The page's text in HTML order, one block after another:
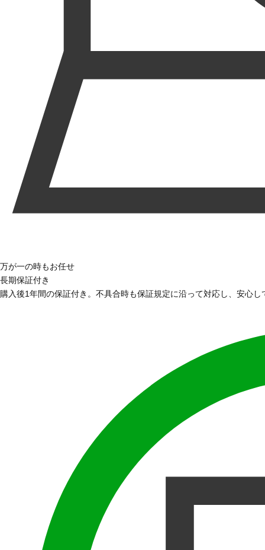
万が一の時もお任せ
長期保証付き
購入後1年間の保証付き。不具合時も保証規定に沿って対応し、安心